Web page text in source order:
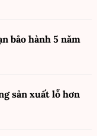
bảo hành 5 năm
sản xuất lỗ hơn